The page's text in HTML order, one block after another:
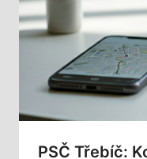
PSČ Třebíč: